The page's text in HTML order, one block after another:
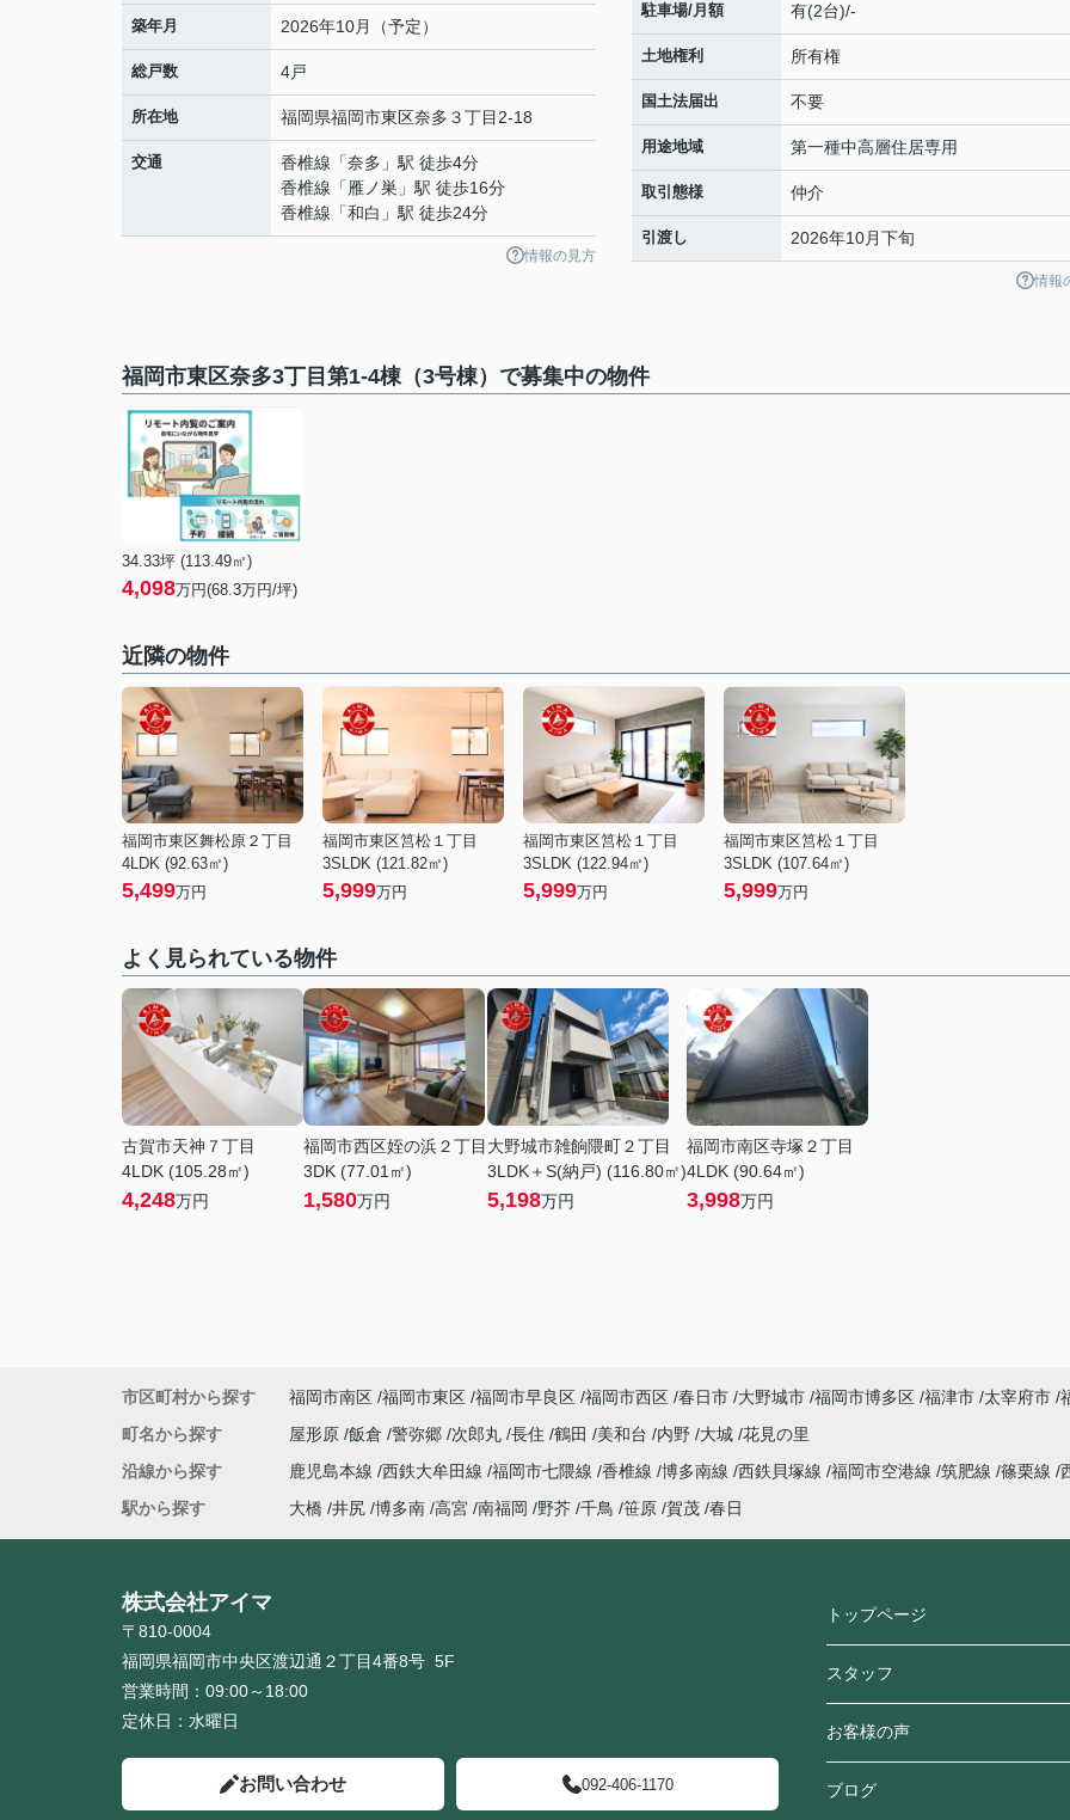
築年月 2026年10月（予定）
総戸数 4戸
所在地 福岡県福岡市東区奈多 ３丁目2-18
交通 香椎線 「奈多 」駅 徒歩4分
香椎線 「 雁ノ巣 」駅 徒歩16分
香椎線 「和白 」駅 徒歩24分
情報の見方
駐車場/月額 有(2台)/-
土地権利 所有権
国土法届出 不要
用途地域 第一種中高層住居専用
取引態様 仲介
引渡し 2026年10月下旬
情報
福岡市東区奈多3丁目第1-4棟（3号棟）で募集中の物件
34.33坪 (113.49㎡)
4,098万円(68.3万円/坪)
近隣の物件
福岡市東区舞松原２丁目
4LDK (92.63㎡)
5,499万円
福岡市東区筥松１丁目
3SLDK (121.82㎡)
5,999万円
福岡市東区筥松１丁目
3SLDK (122.94㎡)
5,999万円
福岡市東区筥松１丁目
3SLDK (107.64㎡)
5,999万円
よく見られている物件
古賀市天神７丁目
4LDK (105.28㎡)
4,248万円
福岡市西区姪の浜２丁目
3DK (77.01㎡)
1,580万円
大野城市雑餉隈町２丁目
3LDK＋S(納戸) (116.80㎡)
5,198万円
福岡市南区寺塚２丁目
4LDK (90.64㎡)
3,998万円
市区町村から探す 福岡市南区 福岡市東区 福岡市早良区 福岡市西区 春日市 大野城市 福岡市博多区 福津市 太宰府市
町名から探す
屋形原 飯倉 警弥郷 次郎丸 長住 鶴田 美和台 内野 大城 花見の里
沿線から探す
鹿児島本線 西鉄大牟田線 福岡市七隈線 香椎線 博多南線 西鉄貝塚線 福岡市空港線 筑肥線 篠栗線
駅から探す
大橋 井尻 博多南 高宮 南福岡 野芥 千鳥 笹原 賀茂 春日
株式会社アイマ
〒810-0004
福岡県福岡市中央区渡辺通２丁目4番8号 5F
営業時間： 09:00～18:00
定休日： 水曜日
お問い合わせ 092-406-1170
トップページ
スタッフ
お客様の声
ブログ